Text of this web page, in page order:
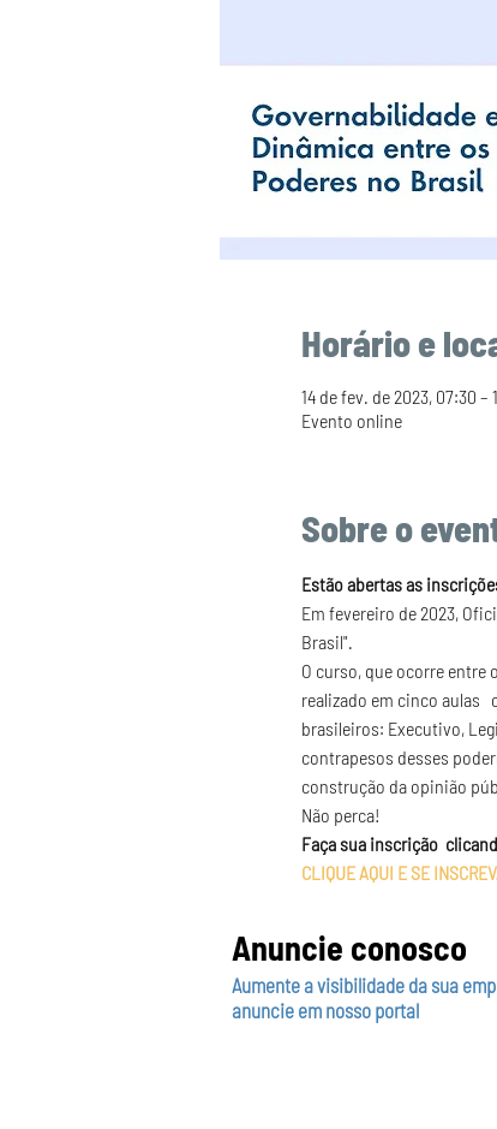
Horário e
14 de fev. de 2023, 07:30 –
Evento online
Sobre o
Estão abertas as
Em fevereiro de 2023,
Brasil".
O curso, que ocorre entre
realizado em cinco aulas
brasileiros: Executivo,
contrapesos desses
construção da opinião
Não perca!
Faça sua inscrição
CLIQUE AQUI E SE
Anuncie conosco
Aumente a visibilidade da sua
anuncie em nosso portal